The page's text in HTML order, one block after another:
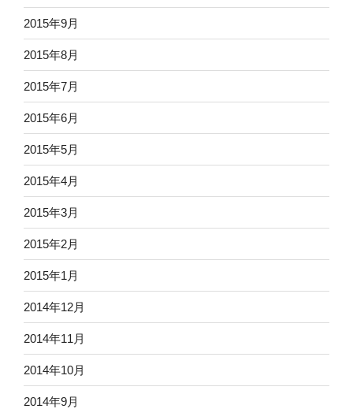
2015年9月
2015年8月
2015年7月
2015年6月
2015年5月
2015年4月
2015年3月
2015年2月
2015年1月
2014年12月
2014年11月
2014年10月
2014年9月